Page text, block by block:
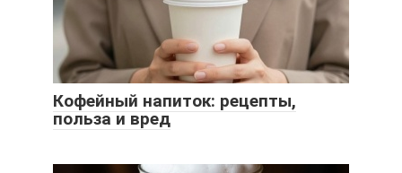
Кофейный напиток: рецепты,
польза и вред